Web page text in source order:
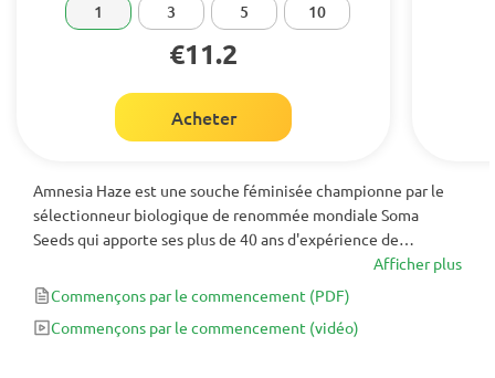
1 3 5 10
€11.2
Acheter
Amnesia Haze est une souche féminisée championne par le
sélectionneur biologique de renommée mondiale Soma
Seeds qui apporte ses plus de 40 ans d'expérience de
sélection dans une seule souche puissante. Vous aurez des
niveaux élevés de THC, des mélanges aromatiques et de
saveurs exquis, et de grands rendements affichés dans
chaque plante issue de cette variété.
Afficher plus
Commençons par le commencement (PDF)
Commençons par le commencement (vidéo)